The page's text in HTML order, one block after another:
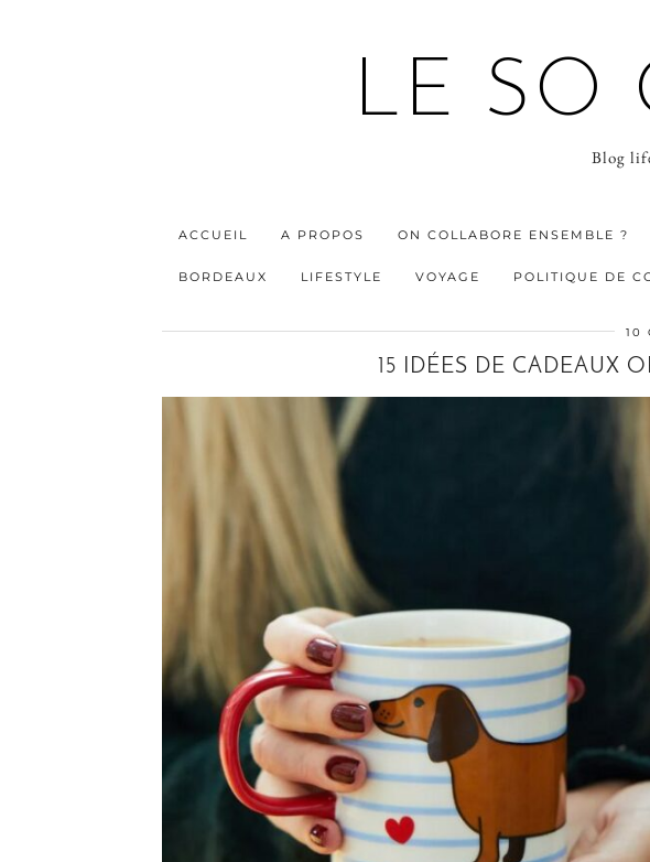
LE SO
Blog
ACCUEIL A PROPOS ON COLLABORE ENSEMBLE ?
BORDEAUX LIFESTYLE VOYAGE POLITIQUE DE
10
15 IDÉES DE CADEAUX